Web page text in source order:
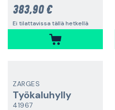
383,90 €
Ei tilattavissa tällä hetkellä
ZARGES
Työkaluhylly
41967